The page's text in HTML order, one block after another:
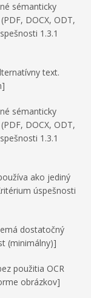
sémanticky
DOCX, ODT,
1.3.1
text.
sémanticky
DOCX, ODT,
1.3.1
ako jediný
úspešnosti
dostatočný
(minimálny)]
použitia OCR
obrázkov]